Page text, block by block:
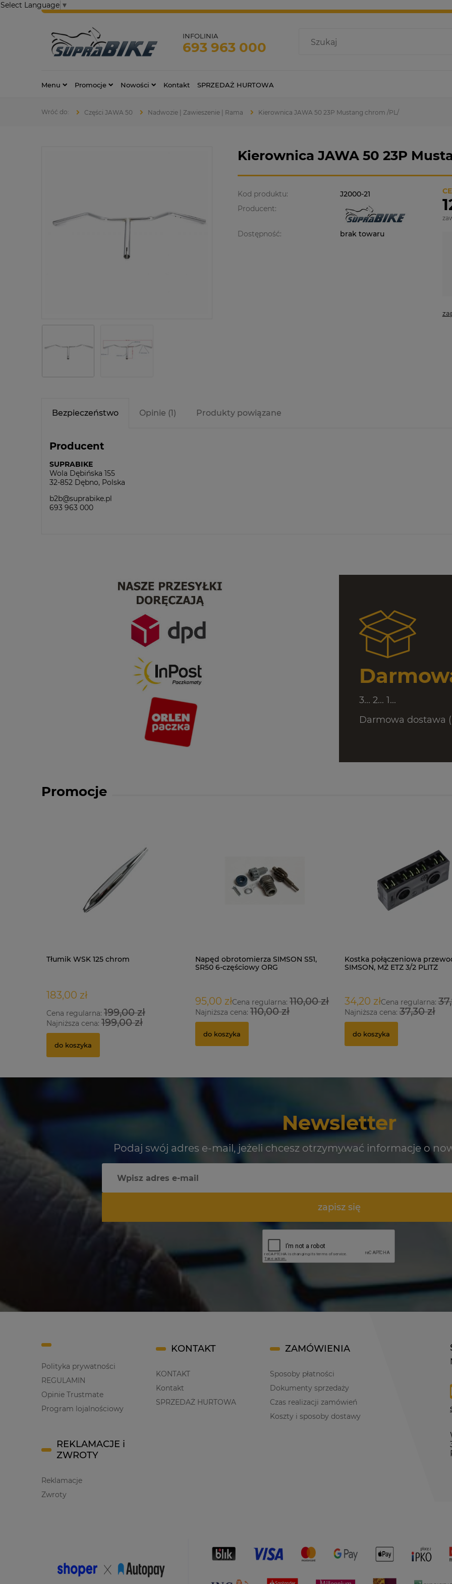
Select Language ▼
INFOLINIA
693 963 000
Menu Promocje Nowości Kontakt SPRZEDAŻ HURTOWA
Części JAWA 50 Nadwozie | Zawieszenie | Rama Kierownica JAWA 50 23P Mustang chrom /PL/
Kierownica JAWA 50 23P
Kod produktu:
J2000-21
Producent:
Dostępność: brak towaru
Bezpieczeństwo Opinie (1) Produkty powiązane
Producent
SUPRABIKE
Wola Dębińska 155
32-852 Dębno, Polska
b2b@suprabike.pl
693 963 000
3... 2... 1...
Darmowa dostawa
Promocje
Tłumik WSK 125 chrom
183,00 zł
Cena regularna: 199,00 zł
Najniższa cena: 199,00 zł
do koszyka
Napęd obrotomierza SIMSON S51,
SR50 6-częściowy ORG
95,00 złCena regularna:110,00 zł
Najniższa cena:110,00 zł
do koszyka
Kostka połączeniowa
SIMSON, MZ ETZ 3/2 PLITZ
34,20 złCena regularna:
Najniższa cena:37,30 zł
do koszyka
Newsletter
Podaj swój adres e-mail, jeżeli chcesz otrzymywać informacje o
zapisz się
Polityka prywatności
REGULAMIN
Opinie Trustmate
Program lojalnościowy
KONTAKT
KONTAKT
Kontakt
SPRZEDAŻ HURTOWA
ZAMÓWIENIA
Sposoby płatności
Dokumenty sprzedaży
Czas realizacji zamówień
Koszty i sposoby dostawy
REKLAMACJE i
ZWROTY
Reklamacje
Zwroty